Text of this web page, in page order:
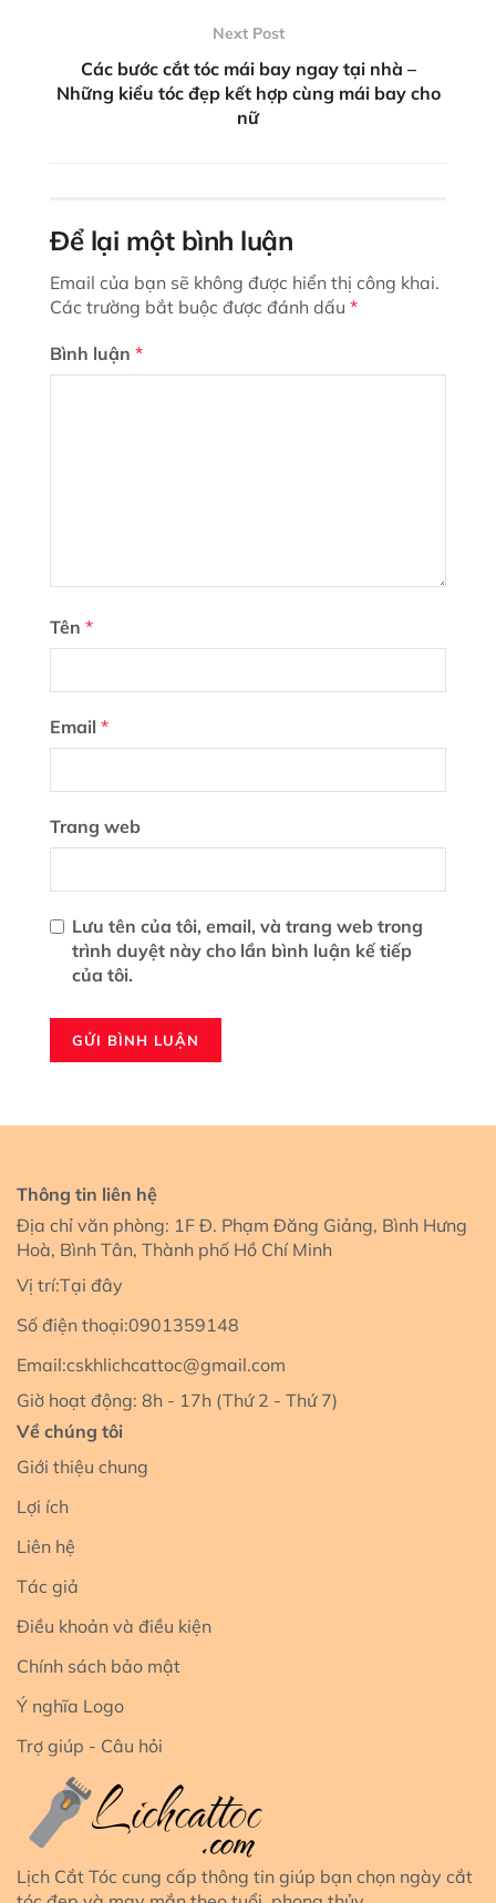
Next Post
Các bước cắt tóc mái bay ngay tại nhà –
Những kiểu tóc đẹp kết hợp cùng mái bay cho
nữ
Để lại một bình luận
Email của bạn sẽ không được hiển thị công khai.
Các trường bắt buộc được đánh dấu *
Bình luận *
Tên *
Email *
Trang web
Lưu tên của tôi, email, và trang web trong
trình duyệt này cho lần bình luận kế tiếp
của tôi.
Thông tin liên hệ
Địa chỉ văn phòng: 1F Đ. Phạm Đăng Giảng, Bình Hưng
Hoà, Bình Tân, Thành phố Hồ Chí Minh
Vị trí:Tại đây
Số điện thoại:0901359148
Email:cskhlichcattoc@gmail.com
Giờ hoạt động: 8h - 17h (Thứ 2 - Thứ 7)
Về chúng tôi
Giới thiệu chung
Lợi ích
Liên hệ
Tác giả
Điều khoản và điều kiện
Chính sách bảo mật
Ý nghĩa Logo
Trợ giúp - Câu hỏi
Lịch Cắt Tóc cung cấp thông tin giúp bạn chọn ngày cắt